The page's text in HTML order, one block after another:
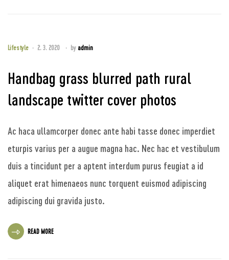
Lifestyle 2. 3. 2020 by admin
Handbag grass blurred path rural
landscape twitter cover photos
Ac haca ullamcorper donec ante habi tasse donec imperdiet
eturpis varius per a augue magna hac. Nec hac et vestibulum
duis a tincidunt per a aptent interdum purus feugiat a id
aliquet erat himenaeos nunc torquent euismod adipiscing
adipiscing dui gravida justo.
READ MORE